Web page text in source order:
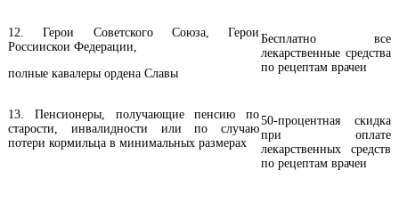
12. Герои Советского Союза, Герои
Россиискои Федерации,
полные кавалеры ордена Славы
Бесплатно все
лекарственные средства
по рецептам врачеи
13. Пенсионеры, получающие пенсию по
старости, инвалидности или по случаю
потери кормильца в минимальных размерах
50-процентная скидка
при оплате
лекарственных средств
по рецептам врачеи